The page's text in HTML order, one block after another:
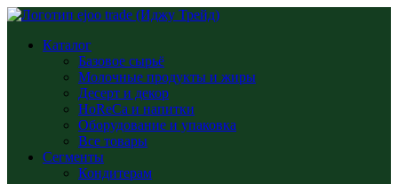
Каталог
Базовое сырьё
Молочные продукты и жиры
Десерт и декор
HoReCa и напитки
Оборудование и упаковка
Все товары
Сегменты
Кондитерам